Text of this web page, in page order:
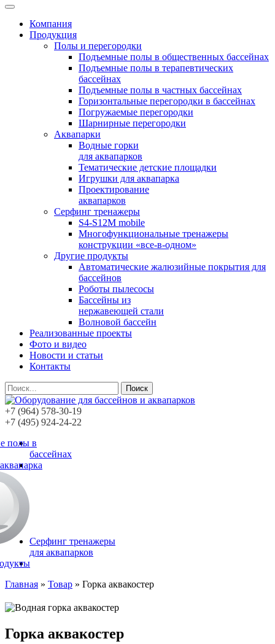
Компания
Продукция
Полы и перегородки
Подъемные полы в общественных бассейнах
Подъемные полы в терапевтических
бассейнах
Подъемные полы в частных бассейнах
Горизонтальные перегородки в бассейнах
Погружаемые перегородки
Шарнирные перегородки
Аквапарки
Водные горки
для аквапарков
Тематические детские площадки
Игрушки для аквапарка
Проектирование
аквапарков
Серфинг тренажеры
S4-S12M mobile
Многофункциональные тренажеры
конструкции «все-в-одном»
Другие продукты
Автоматические жалюзийные покрытия для
бассейнов
Роботы пылесосы
Бассейны из
нержавеющей стали
Волновой бассейн
Реализованные проекты
Фото и видео
Новости и статьи
Контакты
Поиск
+7 (964) 578-30-19
+7 (495) 924-24-22
полы в
бассейнах
Серфинг тренажеры
для аквапарков
Главная » Товар » Горка аквакостер
Горка аквакостер